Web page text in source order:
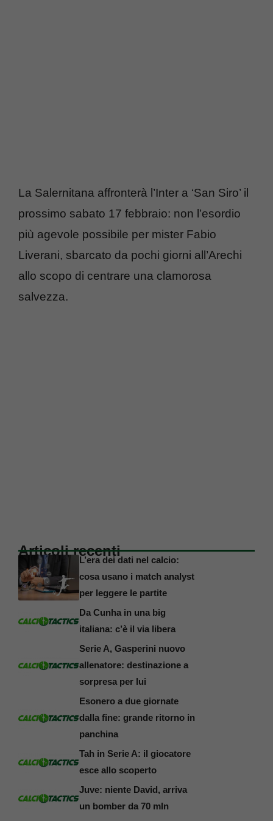
La Salernitana affronterà l’Inter a ‘San Siro’ il
prossimo sabato 17 febbraio: non l’esordio
più agevole possibile per mister Fabio
Liverani, sbarcato da pochi giorni all’Arechi
allo scopo di centrare una clamorosa
salvezza.
Articoli recenti
L’era dei dati nel calcio:
cosa usano i match analyst
per leggere le partite
Da Cunha in una big
italiana: c’è il via libera
Serie A, Gasperini nuovo
allenatore: destinazione a
sorpresa per lui
Esonero a due giornate
dalla fine: grande ritorno in
panchina
Tah in Serie A: il giocatore
esce allo scoperto
Juve: niente David, arriva
un bomber da 70 mln